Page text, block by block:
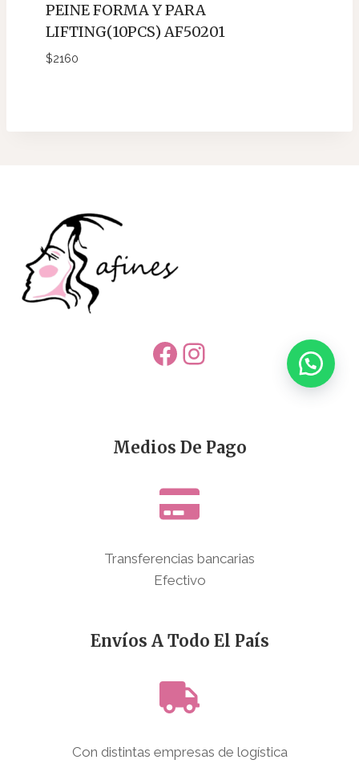
PEINE FORMA Y PARA
LIFTING(10PCS) AF50201
$2160
Facebook
Instagram
Medios De Pago
Transferencias bancarias
Efectivo
Envíos A Todo El País
Con distintas empresas de logística